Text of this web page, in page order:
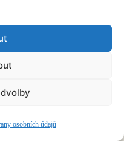
osobních údajů